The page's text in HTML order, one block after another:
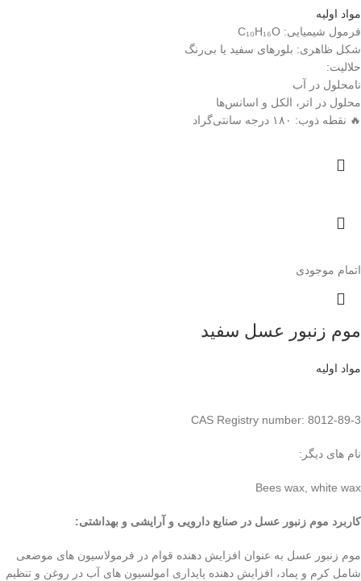
مواد اولیه
فرمول شیمیایی: C₁₀H₁₆O
شکل ظاهری: بلورهای سفید یا بی‌رنگ
حلالیت:
نامحلول در آب
محلول در اتر، الکل و اسانس‌ها
🔥 نقطه ذوب: ۱۸۰ درجه سانتی‌گراد
اتمام موجودی
موم زنبور عسل سفید
مواد اولیه
CAS Registry number: 8012-89-3
نام های دیگر:
Bees wax, white wax
کاربرد موم زنبور عسل در صنایع دارویی و آرایشی و بهداشتی:
موم زنبور عسل به عنوان افزایش دهنده قوام در فرمولاسیون های موضعی
شامل کرم و پماد، افزایش دهنده پایداری امولسیون های آب در روغن و تنظیم